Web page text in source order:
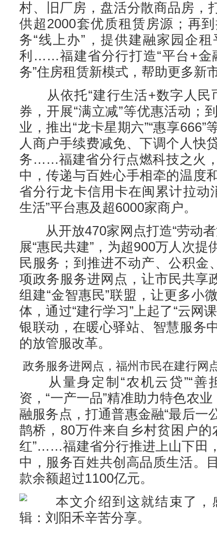
村、旧厂房，盘活分散商品房，
供超2000套优质租赁房源；再
务“线上办”，提供建融家园企
利……福建省分行打造“平台+金
务”住房租赁新模式，帮助更多新
从依托“建行生活+数字人民
券，开展“满立减”等优惠活动；
业，推出“龙卡星期六”“惠享
人商户手续费减免、下调个人快
务……福建省分行点燃科技之火
中，传递与百姓心手相牵的温度
省分行龙卡信用卡在闽累计拉动
生活”平台惠及超6000家商户。
从开放470家网点打造“劳动者
展“惠民共建”，为超900万人次
民服务；到推进不动产、公积金
项政务服务进网点，让市民共享
组建“金智惠民”联盟，让更多小
体，通过“建行学习”上起了“云
银联动，在暖心驿站、智慧服务
的放管服改革。
政务服务进网点，福州市民在建行网
从量身定制“农机云贷”“善
资，“一产一品”精准助力特色农
融服务点，打通普惠金融“最后一
鹊桥，80万件来自乡村贫困户的
红”……福建省分行推进上山下田
中，服务百姓共创高品质生活。
款余额超过1100亿元。
本文介绍到这就结束了，
辑：刘阳禾辛苦分享。